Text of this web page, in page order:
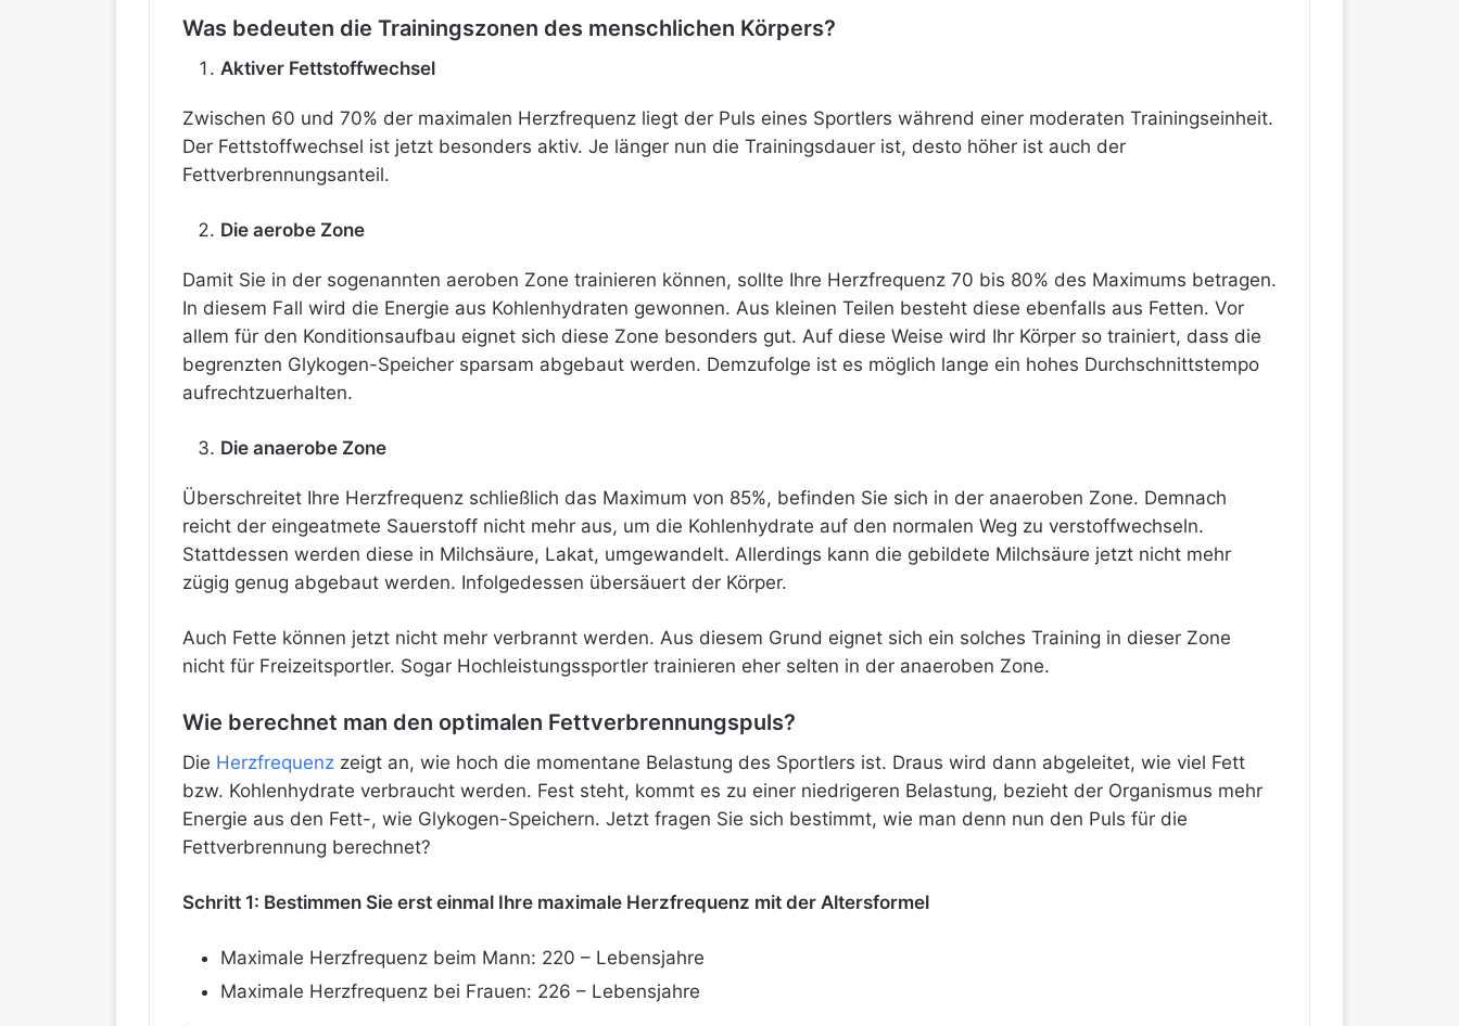
Was bedeuten die Trainingszonen des menschlichen Körpers?
Aktiver Fettstoffwechsel
Zwischen 60 und 70% der maximalen Herzfrequenz liegt der Puls eines Sportlers während einer moderaten Trainingseinheit.
Der Fettstoffwechsel ist jetzt besonders aktiv. Je länger nun die Trainingsdauer ist, desto höher ist auch der
Fettverbrennungsanteil.
Die aerobe Zone
Damit Sie in der sogenannten aeroben Zone trainieren können, sollte Ihre Herzfrequenz 70 bis 80% des Maximums betragen.
In diesem Fall wird die Energie aus Kohlenhydraten gewonnen. Aus kleinen Teilen besteht diese ebenfalls aus Fetten. Vor
allem für den Konditionsaufbau eignet sich diese Zone besonders gut. Auf diese Weise wird Ihr Körper so trainiert, dass die
begrenzten Glykogen-Speicher sparsam abgebaut werden. Demzufolge ist es möglich lange ein hohes Durchschnittstempo
aufrechtzuerhalten.
Die anaerobe Zone
Überschreitet Ihre Herzfrequenz schließlich das Maximum von 85%, befinden Sie sich in der anaeroben Zone. Demnach
reicht der eingeatmete Sauerstoff nicht mehr aus, um die Kohlenhydrate auf den normalen Weg zu verstoffwechseln.
Stattdessen werden diese in Milchsäure, Lakat, umgewandelt. Allerdings kann die gebildete Milchsäure jetzt nicht mehr
zügig genug abgebaut werden. Infolgedessen übersäuert der Körper.
Auch Fette können jetzt nicht mehr verbrannt werden. Aus diesem Grund eignet sich ein solches Training in dieser Zone
nicht für Freizeitsportler. Sogar Hochleistungssportler trainieren eher selten in der anaeroben Zone.
Wie berechnet man den optimalen Fettverbrennungspuls?
Die Herzfrequenz zeigt an, wie hoch die momentane Belastung des Sportlers ist. Draus wird dann abgeleitet, wie viel Fett
bzw. Kohlenhydrate verbraucht werden. Fest steht, kommt es zu einer niedrigeren Belastung, bezieht der Organismus mehr
Energie aus den Fett-, wie Glykogen-Speichern. Jetzt fragen Sie sich bestimmt, wie man denn nun den Puls für die
Fettverbrennung berechnet?
Schritt 1: Bestimmen Sie erst einmal Ihre maximale Herzfrequenz mit der Altersformel
Maximale Herzfrequenz beim Mann: 220 – Lebensjahre
Maximale Herzfrequenz bei Frauen: 226 – Lebensjahre